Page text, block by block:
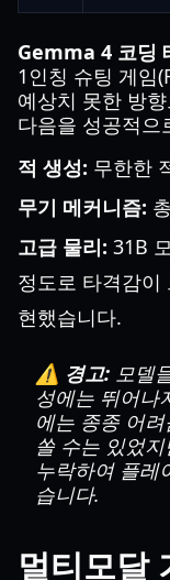
Gemma 4 코딩
1인칭 슈팅 게임
예상치 못한 방
다음을 성공적으
적 생성: 무한한
무기 메커니즘:
고급 물리: 31B
정도로 타격감이
현했습니다.
⚠️ 경고: 모델
성에는 뛰어나
에는 종종 어
쏠 수는 있었
누락하여 플레
습니다.
멀티모달